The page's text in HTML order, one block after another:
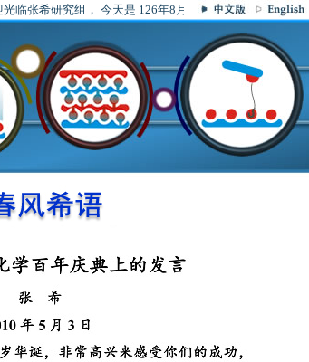
临张希研究组，今天是 126年8月7日 星期五